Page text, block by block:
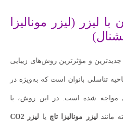
لیزر (لیزر مونالیزا
و مؤثرترین روش‌های زیبایی
تناسلی بانوان است که به‌ویژه در
مواجه شده است. در این روش، با
مانندلیزر مونالیزا تاچ یا لیزر CO2